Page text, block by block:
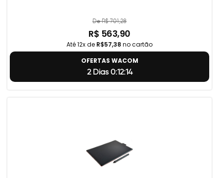
De R$ 701,28
R$ 563,90
Até 12x de R$57,38 no cartão
OFERTAS WACOM
2 Dias 0:12:14